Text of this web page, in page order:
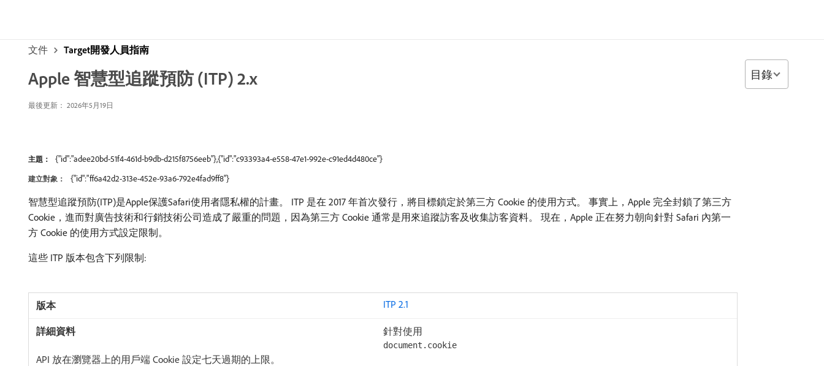
文件 Target開發人員指南
Apple 智慧型追蹤預防 (ITP) 2.x
最後更新： 2026年5月19日
主題： {"id":"adee20bd-51f4-461d-b9db-d215f8756eeb"},{"id":"c93393a4-e558-47e1-992e-c91ed4d480ce"}
建立對象： {"id":"ff6a42d2-313e-452e-93a6-792e4fad9ff8"}
智慧型追蹤預防(ITP)是Apple保護Safari使用者隱私權的計畫。 ITP 是在 2017 年首次發行，將目標鎖定於第三方 Cookie 的使用方式。 事實上，Apple 完全封鎖了第三方
Cookie，進而對廣告技術和行銷技術公司造成了嚴重的問題，因為第三方 Cookie 通常是用來追蹤訪客及收集訪客資料。 現在，Apple 正在努力朝向針對 Safari 內第一
方 Cookie 的使用方式設定限制。
這些 ITP 版本包含下列限制:
ITP 2.1
針對使用
document.cookie
API 放在瀏覽器上的用戶端 Cookie 設定七天過期的上限。
目錄